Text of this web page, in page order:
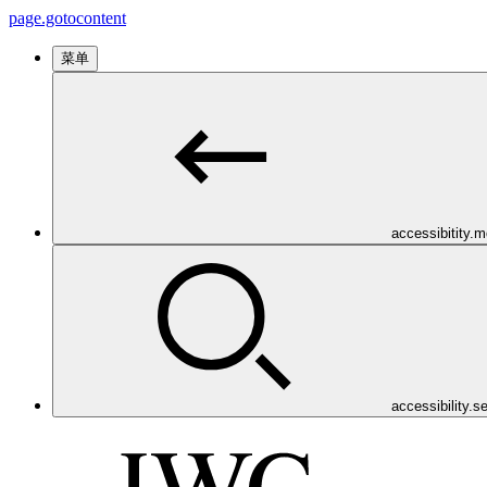
page.gotocontent
菜单